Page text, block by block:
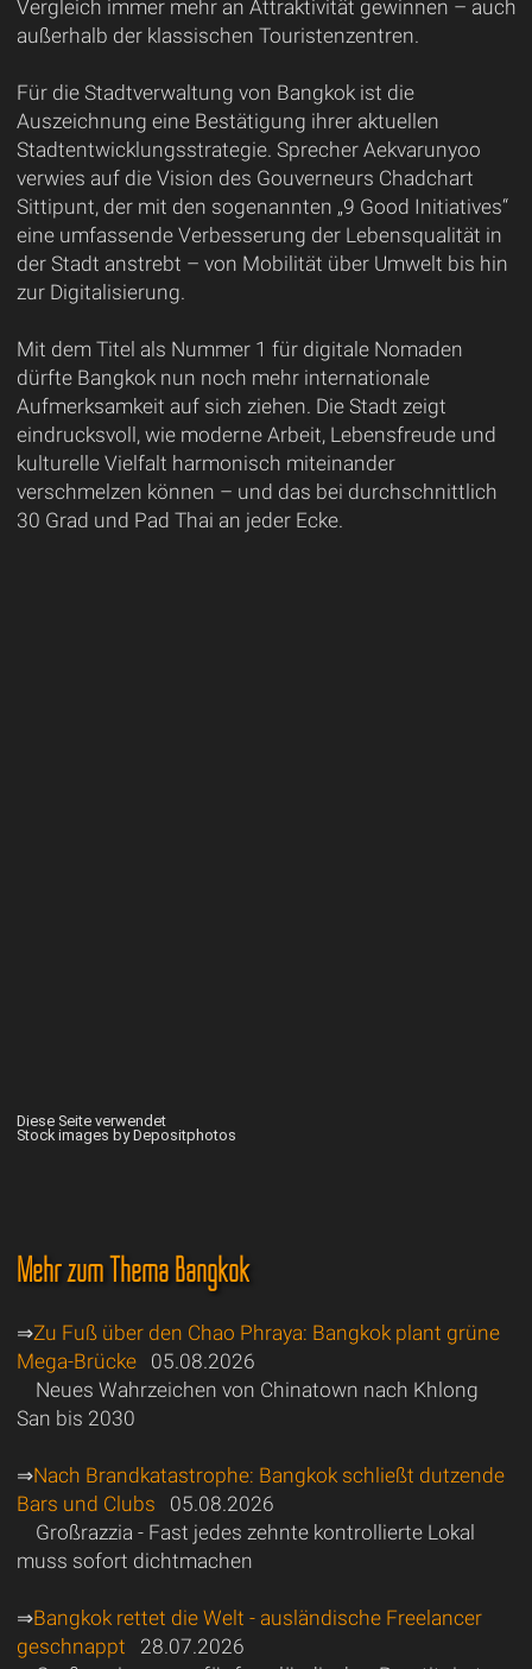
Vergleich immer mehr an Attraktivität gewinnen – auch
außerhalb der klassischen Touristenzentren.
Für die Stadtverwaltung von Bangkok ist die
Auszeichnung eine Bestätigung ihrer aktuellen
Stadtentwicklungsstrategie. Sprecher Aekvarunyoo
verwies auf die Vision des Gouverneurs Chadchart
Sittipunt, der mit den sogenannten „9 Good Initiatives“
eine umfassende Verbesserung der Lebensqualität in
der Stadt anstrebt – von Mobilität über Umwelt bis hin
zur Digitalisierung.
Mit dem Titel als Nummer 1 für digitale Nomaden
dürfte Bangkok nun noch mehr internationale
Aufmerksamkeit auf sich ziehen. Die Stadt zeigt
eindrucksvoll, wie moderne Arbeit, Lebensfreude und
kulturelle Vielfalt harmonisch miteinander
verschmelzen können – und das bei durchschnittlich
30 Grad und Pad Thai an jeder Ecke.
Diese Seite verwendet
Stock images by Depositphotos
Mehr zum Thema Bangkok
⇒Zu Fuß über den Chao Phraya: Bangkok plant grüne
Mega-Brücke05.08.2026
Neues Wahrzeichen von Chinatown nach Khlong
San bis 2030
⇒Nach Brandkatastrophe: Bangkok schließt dutzende
Bars und Clubs 05.08.2026
Großrazzia - Fast jedes zehnte kontrollierte Lokal
muss sofort dichtmachen
⇒Bangkok rettet die Welt - ausländische Freelancer
geschnappt 28.07.2026